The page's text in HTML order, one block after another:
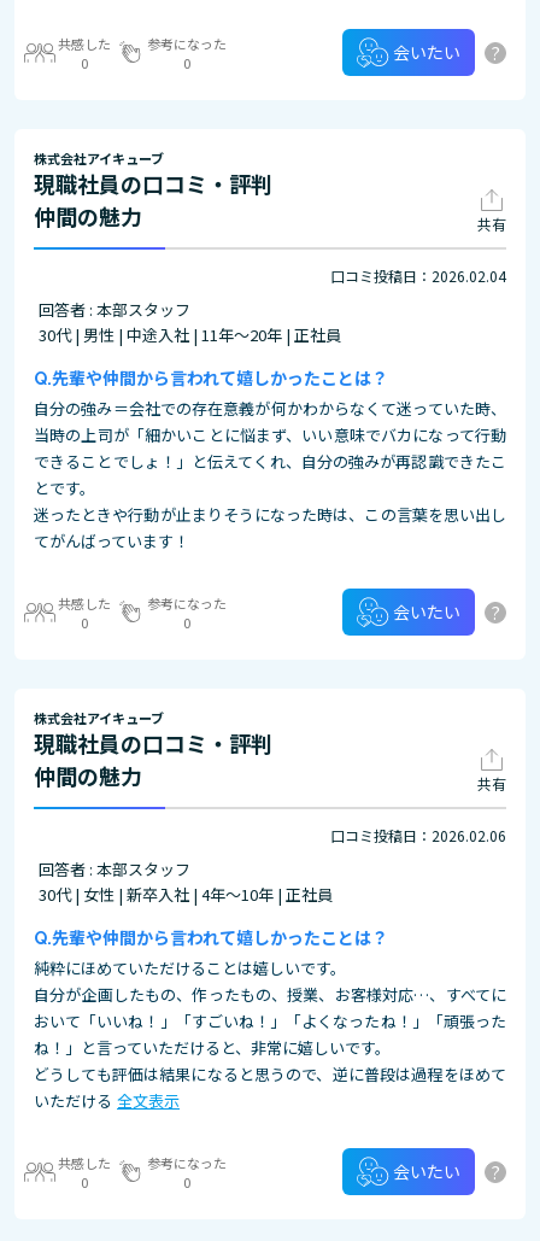
共感した
0
参考になった
0
会いたい ?
株式会社アイキューブ
現職社員の口コミ・評判
仲間の魅力
共有
口コミ投稿日：2026.02.04
回答者 : 本部スタッフ
30代 | 男性 | 中途入社 | 11年～20年 | 正社員
先輩や仲間から言われて嬉しかったことは？
自分の強み＝会社での存在意義が何かわからなくて迷っていた時、
当時の上司が「細かいことに悩まず、いい意味でバカになって行動
できることでしょ！」と伝えてくれ、自分の強みが再認識できたこ
とです。
迷ったときや行動が止まりそうになった時は、この言葉を思い出し
てがんばっています！
共感した
0
参考になった
0
会いたい ?
株式会社アイキューブ
現職社員の口コミ・評判
仲間の魅力
共有
口コミ投稿日：2026.02.06
回答者 : 本部スタッフ
30代 | 女性 | 新卒入社 | 4年～10年 | 正社員
先輩や仲間から言われて嬉しかったことは？
純粋にほめていただけることは嬉しいです。
自分が企画したもの、作ったもの、授業、お客様対応…、すべてに
おいて「いいね！」「すごいね！」「よくなったね！」「頑張った
ね！」と言っていただけると、非常に嬉しいです。
どうしても評価は結果になると思うので、逆に普段は過程をほめて
いただける 全文表示
共感した
0
参考になった
0
会いたい ?